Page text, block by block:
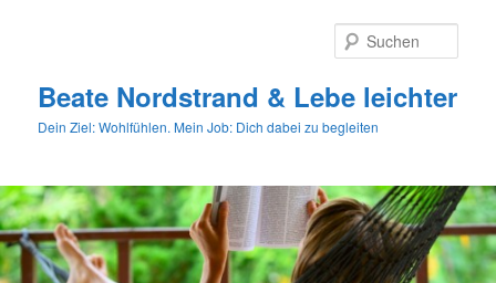
Beate Nordstrand & Lebe leichter
Dein Ziel: Wohlfühlen. Mein Job: Dich dabei zu begleiten